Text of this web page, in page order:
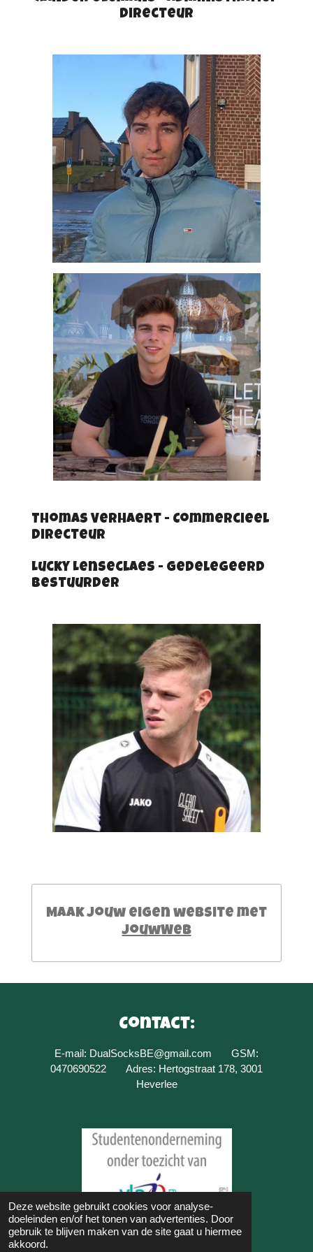
Deze website gebruikt cookies voor analyse-
doeleinden en/of het tonen van advertenties. Door
gebruik te blijven maken van de site gaat u hiermee
akkoord.
directeur
Thomas Verhaert - Commercieel
Directeur
Lucky Lenseclaes - Gedelegeerd
Bestuurder
Maak jouw eigen website met
JouwWeb
Contact:
E-mail: DualSocksBE@gmail.com GSM:
0470690522 Adres: Hertogstraat 178, 3001
Heverlee
© 2023 - 2026 DualSocks